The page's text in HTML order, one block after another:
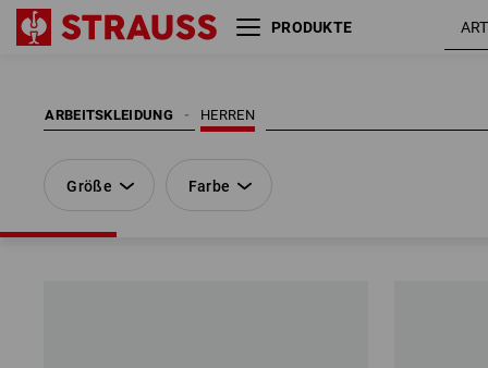
PRODUKTE
ARBEITSKLEIDUNG HERREN
Größe Farbe
Größe Farbe